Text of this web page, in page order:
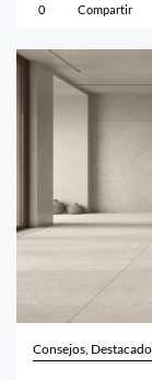
0 Compartir
Consejos,